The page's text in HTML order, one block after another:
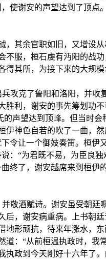
使谢安的声望达到了顶点
其余官职如旧，又增设
不服，桓石虔有沔阳的战
得其所，为接下来的大规
攻克了鲁阳和洛阳，并收
胜利，谢安的事先筹划功
声望达到顶峰。但当时会
神色自若的吹了一曲，然
令让一个御妓奏笛。桓伊
：“为君既不易，为臣良
终了，谢安越席来到桓伊
敬酒赋诗。谢安虽受朝廷
后，谢安病重病。上书朝
地形顽抗，待来年涨水，
：“从前桓温执政时，我
政到今天刚好十六年了